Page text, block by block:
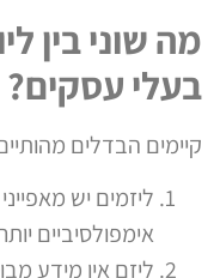
מה שוני בין
בעלי עסקים?
קיימים הבדלים מהותיים
ליזמים יש
אימפולסיביים
ליזם אין מידע